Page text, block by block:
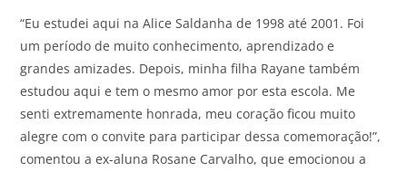
“Eu estudei aqui na Alice Saldanha de 1998 até 2001. Foi
um período de muito conhecimento, aprendizado e
grandes amizades. Depois, minha filha Rayane também
estudou aqui e tem o mesmo amor por esta escola. Me
senti extremamente honrada, meu coração ficou muito
alegre com o convite para participar dessa comemoração!”,
comentou a ex-aluna Rosane Carvalho, que emocionou a